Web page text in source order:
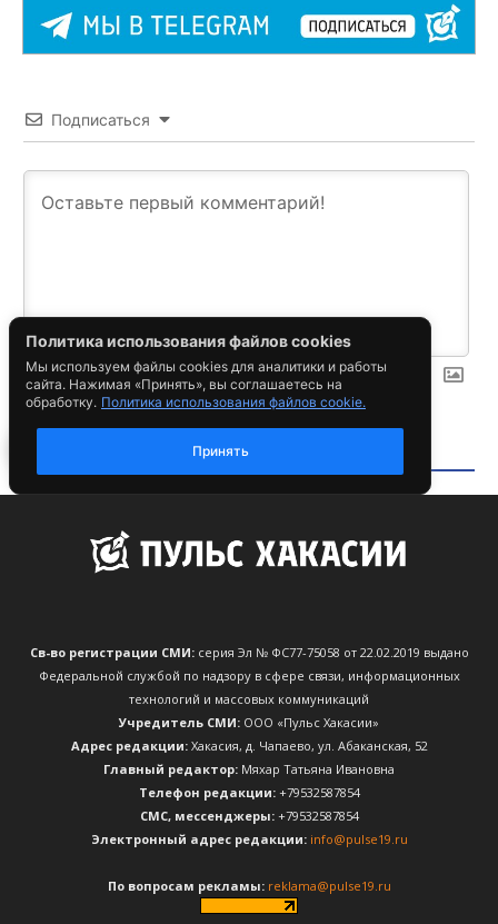
Св-во регистрации СМИ:серия Эл № ФС77-75058 от 22.02.2019 выдано
Федеральной службой по надзору в сфере связи, информационных
технологий и массовых коммуникаций
Учредитель СМИ: ООО «Пульс Хакасии»
Адрес редакции:Хакасия, д. Чапаево, ул. Абаканская, 52
Главный редактор: Мяхар Татьяна Ивановна
Телефон редакции:+79532587854
CМС, мессенджеры:+79532587854
Электронный адрес редакции: info@pulse19.ru
По вопросам рекламы: reklama@pulse19.ru